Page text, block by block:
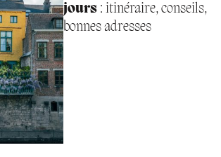
jours: itinéraire, conseils,
bonnes adresses